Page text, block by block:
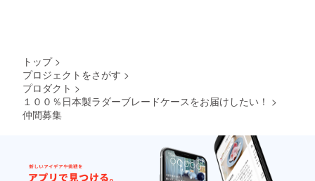
トップ >
プロジェクトをさがす >
プロダクト >
１００％日本製ラダーブレードケースをお届けしたい！ >
仲間募集